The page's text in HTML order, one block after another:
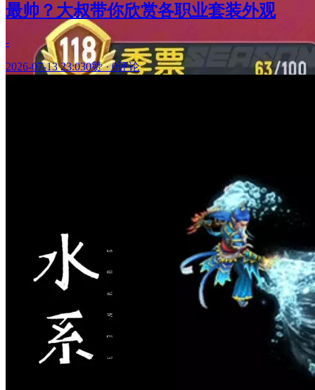
最帅？大叔带你欣赏各职业套装外观
-
2026-07-13 23:030赞·0评论